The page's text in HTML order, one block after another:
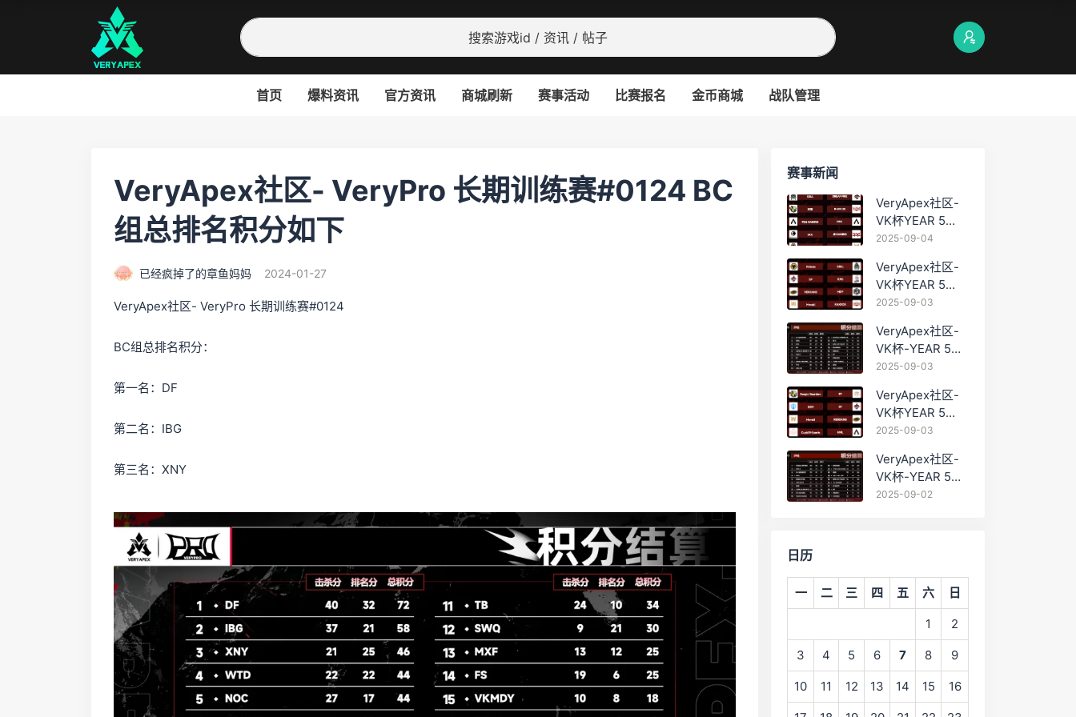
首页 爆料资讯 官方资讯 商城刷新 赛事活动 比赛报名 金币商城 战队管理
VeryApex社区- VeryPro 长期训练赛#0124 BC
组总排名积分如下
已经疯掉了的章鱼妈妈 2024-01-27
VeryApex社区- VeryPro 长期训练赛#0124
BC组总排名积分：
第一名：DF
第二名：IBG
第三名：XNY
赛事新闻
VeryApex社区-
VK杯YEAR 5
PRO训练赛
2025-09-04
VeryApex社区-
VK杯YEAR 5
PRO训练赛
2025-09-03
VeryApex社区-
VK杯-YEAR 5
PRO训练赛
名积分：
2025-09-03
VeryApex社区-
VK杯YEAR 5
PRO训练赛
如图:
2025-09-03
VeryApex社区-
VK杯-YEAR 5
PRO训练赛
2025-09-02
日历
一 二 三 四 五 六 日
1 2
3 4 5 6 7 8 9
10 11 12 13 14 15 16